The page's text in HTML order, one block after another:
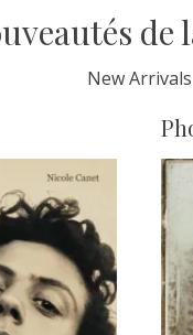
de
New Arrivals